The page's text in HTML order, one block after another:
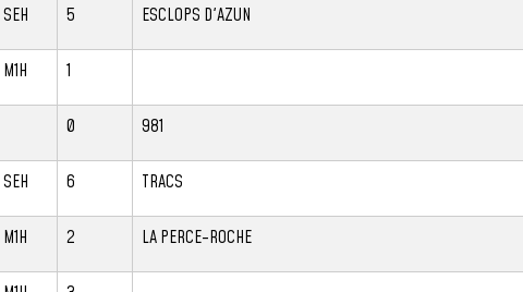
SEH 5 ESCLOPS D'AZUN
M1H 1
0 981
SEH 6 TRACS
M1H 2 LA PERCE-ROCHE